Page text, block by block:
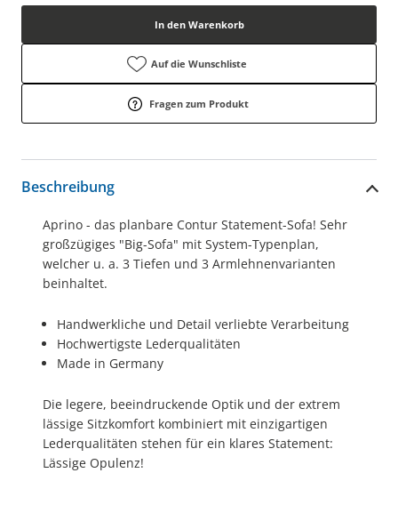
In den Warenkorb
Auf die Wunschliste
Fragen zum Produkt
Beschreibung
Aprino - das planbare Contur Statement-Sofa! Sehr
großzügiges "Big-Sofa" mit System-Typenplan,
welcher u. a. 3 Tiefen und 3 Armlehnenvarianten
beinhaltet.
Handwerkliche und Detail verliebte Verarbeitung
Hochwertigste Lederqualitäten
Made in Germany
Die legere, beeindruckende Optik und der extrem
lässige Sitzkomfort kombiniert mit einzigartigen
Lederqualitäten stehen für ein klares Statement:
Lässige Opulenz!